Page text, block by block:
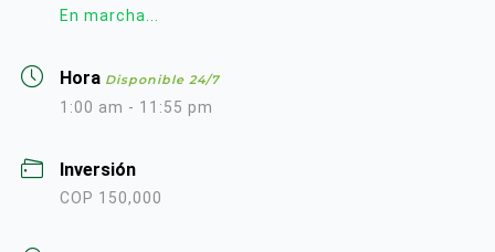
En marcha...
Hora Disponible 24/7
1:00 am - 11:55 pm
Inversión
COP 150,000